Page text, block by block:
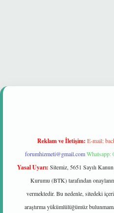
güvenilir mi
Reklam ve İletişim: E-mail:
forumhizmeti@gmail.comWhatsapp:
Yasal Uyarı: Sitemiz, 5651 Sayılı
Kurumu (BTK) tarafından
vermektedir. Bu nedenle, sitedeki
araştırma yükümlülüğümüz